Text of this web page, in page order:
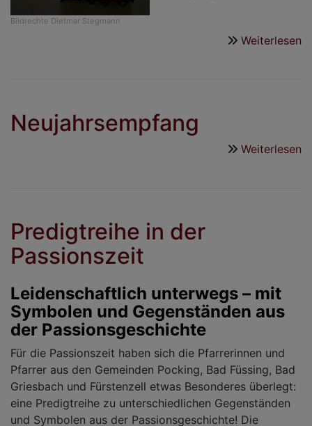
Bildrechte Dietmar Stegmann
Weiterlesen
Neujahrsempfang
Weiterlesen
Predigtreihe in der
Passionszeit
Leidenschaftlich unterwegs – mit
Symbolen und Gegenständen aus
der Passionsgeschichte
Für die Passionszeit haben sich die Pfarrerinnen und
Pfarrer aus den Gemeinden Pocking, Bad Füssing, Bad
Griesbach und Fürstenzell etwas Besonderes überlegt:
eine Predigtreihe zu unterschiedlichen Gegenständen
und Symbolen aus der Passionsgeschichte! Die